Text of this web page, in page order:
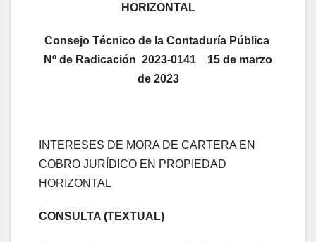
HORIZONTAL
Consejo Técnico de la Contaduría Pública
Nº de Radicación 2023-0141 15 de marzo
de 2023
INTERESES DE MORA DE CARTERA EN
COBRO JURÍDICO EN PROPIEDAD
HORIZONTAL
CONSULTA (TEXTUAL)